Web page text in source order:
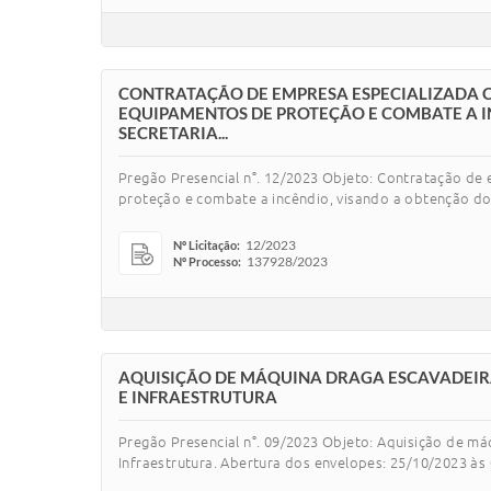
CONTRATAÇÃO DE EMPRESA ESPECIALIZADA
EQUIPAMENTOS DE PROTEÇÃO E COMBATE
SECRETARIA...
Pregão Presencial n°. 12/2023 Objeto: Contratação
proteção e combate a incêndio, visando a obtenção
Nº Licitação: 12/2023
Nº Processo: 137928/2023
AQUISIÇÃO DE MÁQUINA DRAGA
E INFRAESTRUTURA
Pregão Presencial n°. 09/2023 Objeto: Aquisição de
Infraestrutura. Abertura dos envelopes: 25/10/2023 às